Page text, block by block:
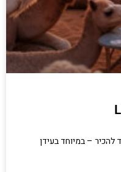
– במיוחד בעידן